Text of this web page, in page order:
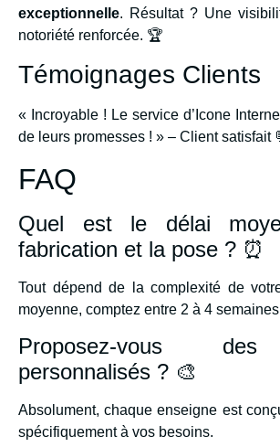
exceptionnelle. Résultat ? Une
notoriété renforcée. 🏆
Témoignages Clients
« Incroyable ! Le service d’Icone
de leurs promesses ! » – Client satisfait
FAQ
Quel est le délai
fabrication et la pose ? ⏰
Tout dépend de la complexité de
moyenne, comptez entre 2 à 4
Proposez-vous
personnalisés ? 🎨
Absolument, chaque enseigne est
spécifiquement à vos besoins.